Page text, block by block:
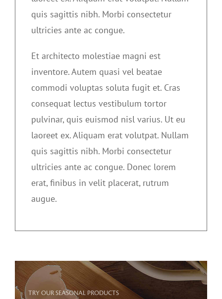
quis sagittis nibh. Morbi consectetur
ultricies ante ac congue.
Et architecto molestiae magni est
inventore. Autem quasi vel beatae
commodi voluptas soluta fugit et. Cras
consequat lectus vestibulum tortor
pulvinar, quis euismod nisl varius. Ut eu
laoreet ex. Aliquam erat volutpat. Nullam
quis sagittis nibh. Morbi consectetur
ultricies ante ac congue. Donec lorem
erat, finibus in velit placerat, rutrum
augue.
TRY OUR SEASONAL PRODUCTS